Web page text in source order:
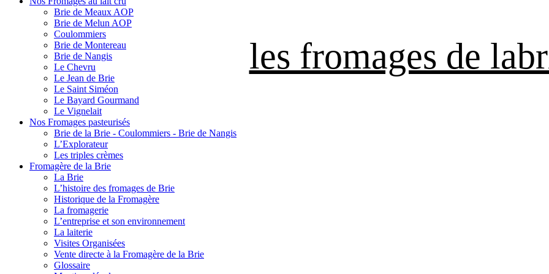
les fromages de
Brie de Meaux AOP
Brie de Melun AOP
Coulommiers
Brie de Montereau
Brie de Nangis
Le Chevru
Le Jean de Brie
Le Saint Siméon
Le Bayard Gourmand
Le Vignelait
Nos Fromages pasteurisés
Brie de la Brie - Coulommiers - Brie de Nangis
L’Explorateur
Les triples crèmes
Fromagère de la Brie
La Brie
L’histoire des fromages de Brie
Historique de la Fromagère
La fromagerie
L’entreprise et son environnement
La laiterie
Visites Organisées
Vente directe à la Fromagère de la Brie
Glossaire